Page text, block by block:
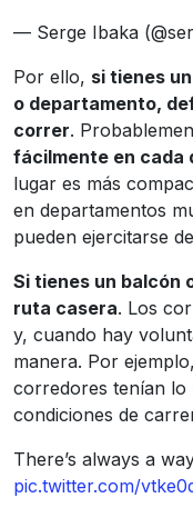
— Serge Ibaka
Por ello, si tienes
o departamento,
correr.
fácilmente en cada
lugar es más
en departamentos
pueden ejercitarse
Si tienes un balcón
ruta casera. Los
y, cuando hay
manera. Por
corredores tenían lo
condiciones de
There’s always a
pic.twitter.com/